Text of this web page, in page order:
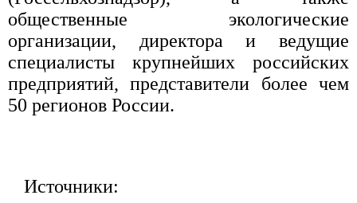
общественные экологические
организации, директора и ведущие
специалисты крупнейших российских
предприятий, представители более чем
50 регионов России.
Источники: